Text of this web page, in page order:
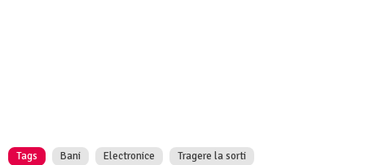
Tags Bani Electronice Tragere la sorti